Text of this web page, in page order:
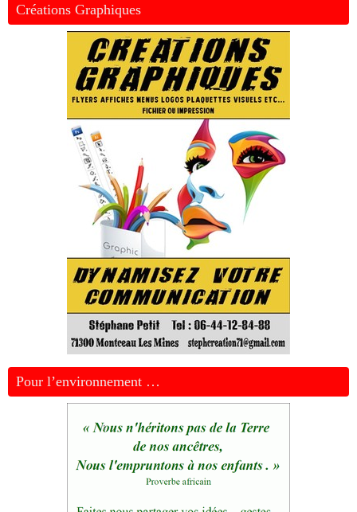
Créations Graphiques
Pour l’environnement …